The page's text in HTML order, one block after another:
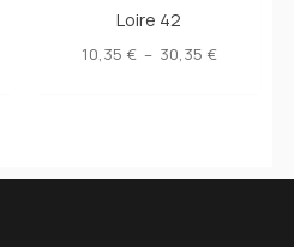
Loire 42
10,35 € – 30,35 €Plage